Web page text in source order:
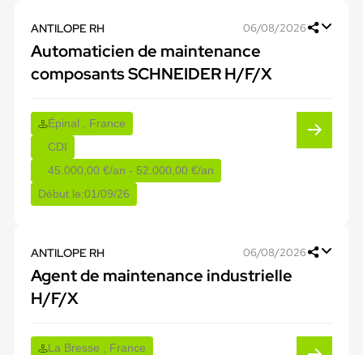
ANTILOPE RH 06/08/2026
Automaticien de maintenance
composants SCHNEIDER H/F/X
Épinal , France
CDI
45.000,00 €/an - 52.000,00 €/an
Début le:01/09/26
ANTILOPE RH 06/08/2026
Agent de maintenance industrielle
H/F/X
La Bresse , France